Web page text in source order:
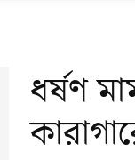
ধর্ষণ